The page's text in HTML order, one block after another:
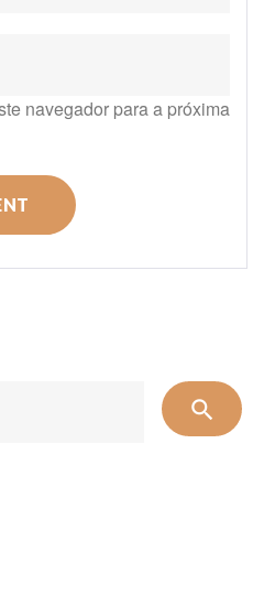
navegador para a próxima
for:
search